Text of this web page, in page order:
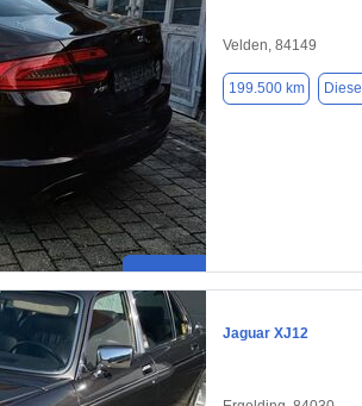
Velden, 84149
199.500 km Diesel
Jaguar XJ12